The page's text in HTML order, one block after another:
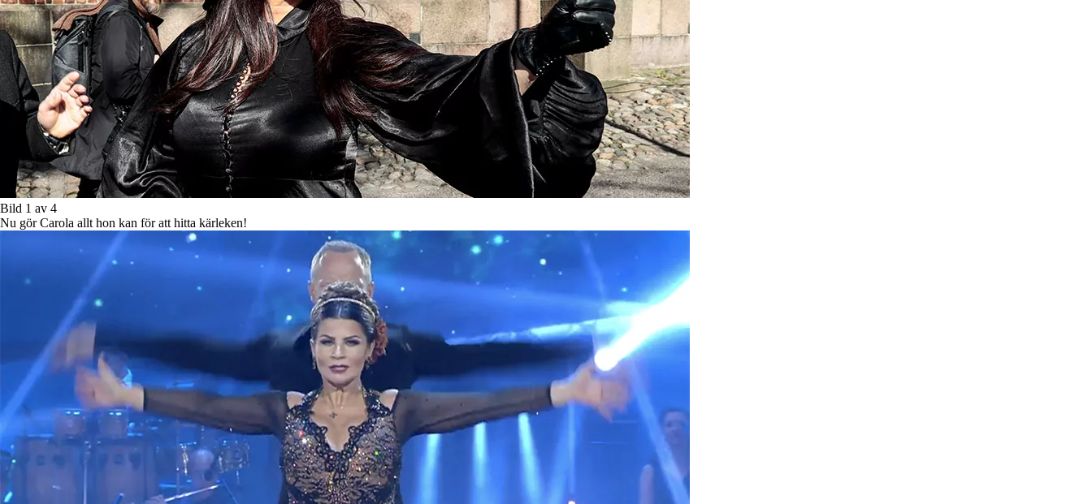
Bild 1 av 4
Nu gör Carola allt hon kan för att hitta kärleken!